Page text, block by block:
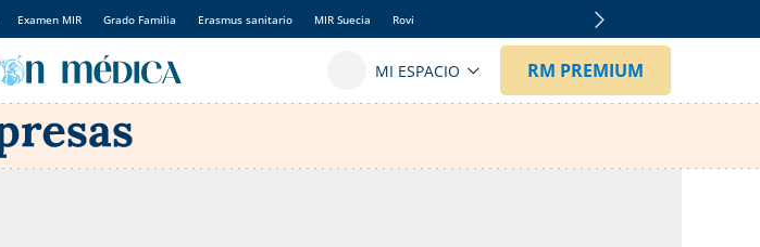
Examen MIR Grado Familia Erasmus sanitario MIR Suecia Rovi